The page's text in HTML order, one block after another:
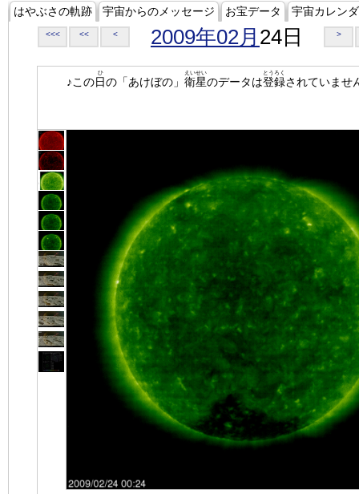
はやぶさの軌跡 宇宙からのメッセージ お宝データ 宇宙カレン
<<< << < 2009年02月 24日 >
♪この日
ひ
の「あけぼの」 衛星
えいせい
のデータは登録
とうろく
されていませ